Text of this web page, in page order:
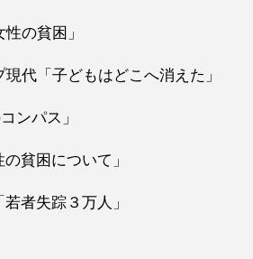
の貧困」
代「子どもはどこへ消えた」
ンパス」
貧困について」
者失踪３万人」